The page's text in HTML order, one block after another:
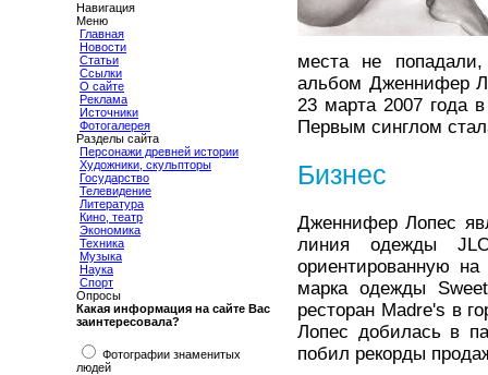
Навигация
Меню
Главная
Новости
Статьи
Ссылки
О сайте
Реклама
Источники
Фотогалерея
Разделы сайта
Персонажи древней истории
Художники, скульпторы
Государство
Телевидение
Литература
Кино, театр
Экономика
Техника
Музыка
Наука
Спорт
Опросы
Какая информация на сайте Вас
заинтересовала?
Фотографии знаменитых
людей
места не
альбом Дженнифер
23 марта 2007 года
Первым синглом
Бизнес
Дженнифер Лопес
линия одежды
ориентированную
марка одежды
ресторан Madre's в
Лопес добилась в
побил рекорды